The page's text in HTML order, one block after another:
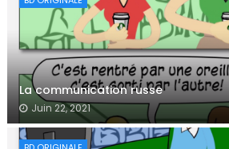
La communication russe
Juin 22, 2021